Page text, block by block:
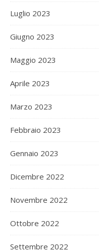
Luglio 2023
Giugno 2023
Maggio 2023
Aprile 2023
Marzo 2023
Febbraio 2023
Gennaio 2023
Dicembre 2022
Novembre 2022
Ottobre 2022
Settembre 2022